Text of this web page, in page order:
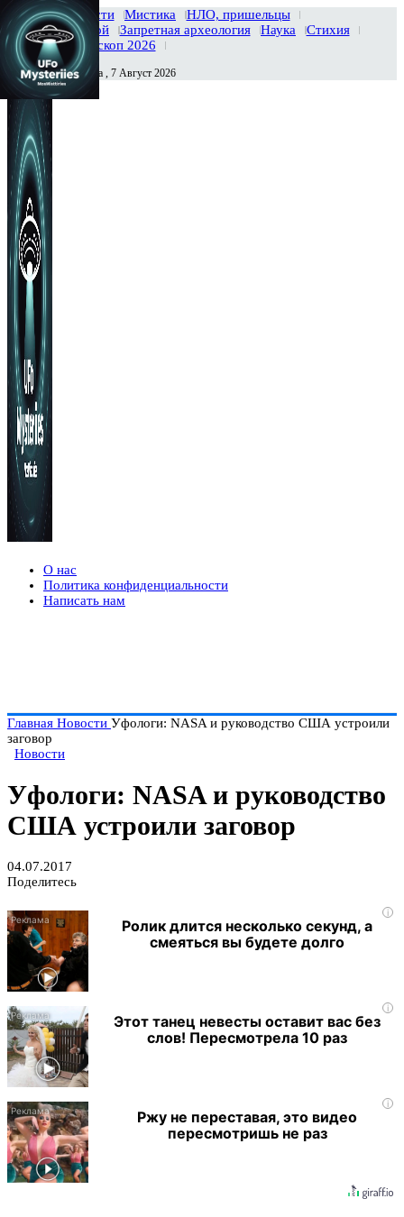
Главная Новости Мистика
НЛО, пришельцы
Тайны вселенной
Запретная археология Наука
Стихия
История
Гороскоп 2026
Сегодня Пятница , 7 Август 2026
О нас
Политика конфиденциальности
Написать нам
Главная Новости Уфологи: NASA и руководство США устроили
заговор
Новости
Уфологи: NASA и руководство
США устроили заговор
04.07.2017
Поделитесь
i
Ролик длится несколько секунд, а
смеяться вы будете долго
i
Этот танец невесты оставит вас без
слов! Пересмотрела 10 раз
i
Ржу не переставая, это видео
пересмотришь не раз